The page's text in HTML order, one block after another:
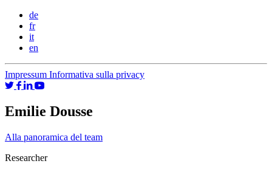
de
fr
it
en
Impressum Informativa sulla privacy
Emilie Dousse
Alla panoramica del team
Researcher